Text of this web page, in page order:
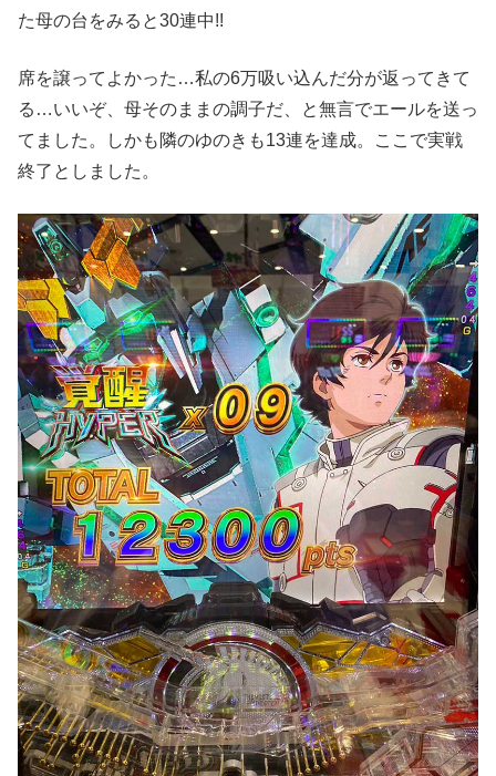
た母の台をみると30連中!!
席を譲ってよかった…私の6万吸い込んだ分が返ってきて
る…いいぞ、母そのままの調子だ、と無言でエールを送っ
てました。しかも隣のゆのきも13連を達成。ここで実戦
終了としました。